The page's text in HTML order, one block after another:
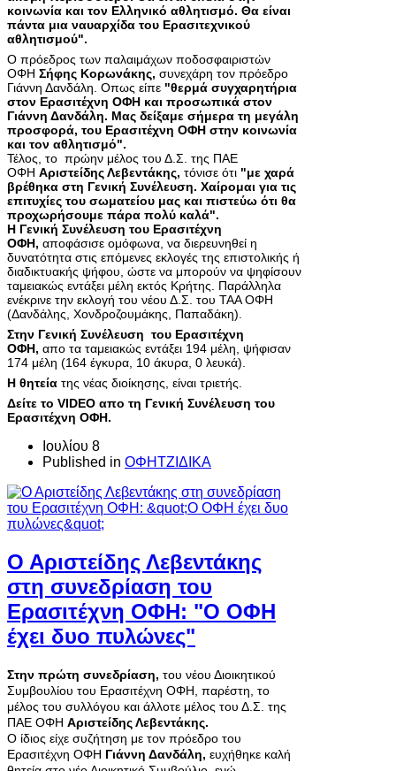
κοινωνία και τον Ελληνικό αθλητισμό. Θα είναι
πάντα μια ναυαρχίδα του Ερασιτεχνικού
αθλητισμού".
Ο πρόεδρος των παλαιμάχων ποδοσφαιριστών
ΟΦΗ Σήφης Κορωνάκης, συνεχάρη τον πρόεδρο
Γιάννη Δανδάλη. Οπως είπε "θερμά συγχαρητήρια
στον Ερασιτέχνη ΟΦΗ και προσωπικά στον
Γιάννη Δανδάλη. Μας δείξαμε σήμερα τη μεγάλη
προσφορά, του Ερασιτέχνη ΟΦΗ στην κοινωνία
και τον αθλητισμό".
Τέλος, το πρώην μέλος του Δ.Σ. της ΠΑΕ
ΟΦΗ Αριστείδης Λεβεντάκης, τόνισε ότι "με χαρά
βρέθηκα στη Γενική Συνέλευση. Χαίρομαι για τις
επιτυχίες του σωματείου μας και πιστεύω ότι θα
προχωρήσουμε πάρα πολύ καλά".
H Γενική Συνέλευση του Ερασιτέχνη
ΟΦΗ, αποφάσισε ομόφωνα, να διερευνηθεί η
δυνατότητα στις επόμενες εκλογές της επιστολικής ή
διαδικτυακής ψήφου, ώστε να μπορούν να ψηφίσουν
ταμειακώς εντάξει μέλη εκτός Κρήτης. Παράλληλα
ενέκρινε την εκλογή του νέου Δ.Σ. του ΤΑΑ ΟΦΗ
(Δανδάλης, Χονδροζουμάκης, Παπαδάκη).
Στην Γενική Συνέλευση του Ερασιτέχνη
ΟΦΗ, απο τα ταμειακώς εντάξει 194 μέλη, ψήφισαν
174 μέλη (164 έγκυρα, 10 άκυρα, 0 λευκά).
Η θητεία της νέας διοίκησης, είναι τριετής.
Δείτε το VIDEO απο τη Γενική Συνέλευση του
Ερασιτέχνη ΟΦΗ.
Ιουλίου 8
Published in ΟΦΗΤΖΙΔΙΚΑ
Ο Αριστείδης Λεβεντάκης
στη συνεδρίαση του
Ερασιτέχνη ΟΦΗ: "Ο ΟΦΗ
έχει δυο πυλώνες"
Στην πρώτη συνεδρίαση, του νέου Διοικητικού
Συμβουλίου του Ερασιτέχνη ΟΦΗ, παρέστη, το
μέλος του συλλόγου και άλλοτε μέλος του Δ.Σ. της
ΠΑΕ ΟΦΗ Αριστείδης Λεβεντάκης.
Ο ίδιος είχε συζήτηση με τον πρόεδρο του
Ερασιτέχνη ΟΦΗ Γιάννη Δανδάλη, ευχήθηκε καλή